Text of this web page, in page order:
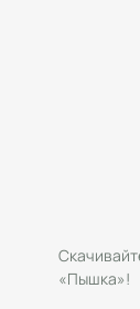
«Пышка»!